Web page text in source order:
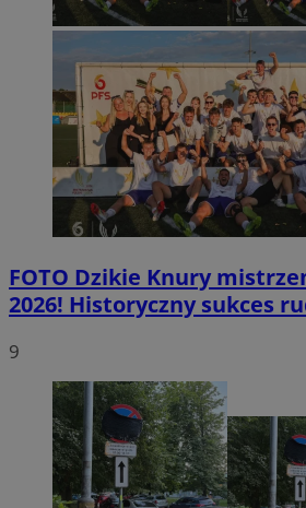
FOTO Dzikie Knury
2026! Historyczny sukces
9